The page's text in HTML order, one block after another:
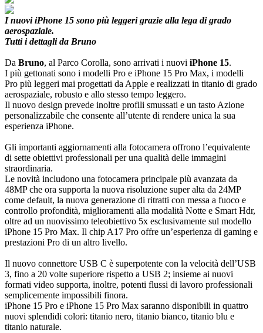
I nuovi iPhone 15 sono più leggeri grazie alla lega di grado
aerospaziale.
Tutti i dettagli da Bruno
Da Bruno, al Parco Corolla, sono arrivati i nuovi iPhone 15.
I più gettonati sono i modelli Pro e iPhone 15 Pro Max, i modelli
Pro più leggeri mai progettati da Apple e realizzati in titanio di grado
aerospaziale, robusto e allo stesso tempo leggero.
Il nuovo design prevede inoltre profili smussati e un tasto Azione
personalizzabile che consente all’utente di rendere unica la sua
esperienza iPhone.
Gli importanti aggiornamenti alla fotocamera offrono l’equivalente
di sette obiettivi professionali per una qualità delle immagini
straordinaria.
Le novità includono una fotocamera principale più avanzata da
48MP che ora supporta la nuova risoluzione super alta da 24MP
come default, la nuova generazione di ritratti con messa a fuoco e
controllo profondità, miglioramenti alla modalità Notte e Smart Hdr,
oltre ad un nuovissimo teleobiettivo 5x esclusivamente sul modello
iPhone 15 Pro Max. Il chip A17 Pro offre un’esperienza di gaming e
prestazioni Pro di un altro livello.
Il nuovo connettore USB C è superpotente con la velocità dell’USB
3, fino a 20 volte superiore rispetto a USB 2; insieme ai nuovi
formati video supporta, inoltre, potenti flussi di lavoro professionali
semplicemente impossibili finora.
iPhone 15 Pro e iPhone 15 Pro Max saranno disponibili in quattro
nuovi splendidi colori: titanio nero, titanio bianco, titanio blu e
titanio naturale.